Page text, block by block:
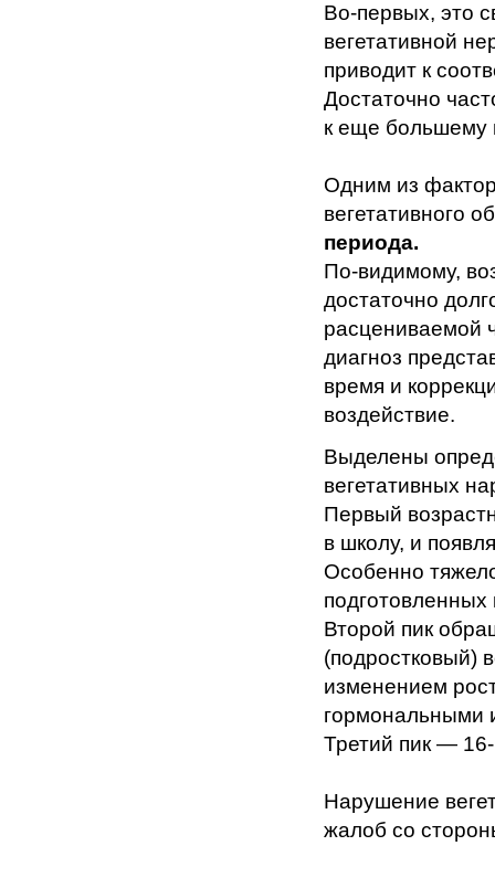
Во-первых, это
вегетативной
приводит к
Достаточно
к еще большему
Одним из
вегетативного
периода.
По-видимому,
достаточно
расцениваемой
диагноз
время и
воздействие.
Выделены
вегетативных
Первый
в школу, и
Особенно
Второй пик
(подростковый)
изменением
гормональными
Третий пик —
Нарушение
жалоб со